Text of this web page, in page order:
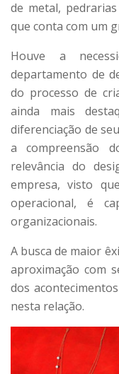
de metal,
que conta com um
Houve a
departamento de
do processo de
ainda mais
diferenciação de
a compreensão
relevância do
empresa, visto
operacional, é
organizacionais.
A busca de maior
aproximação com
dos
nesta relação.